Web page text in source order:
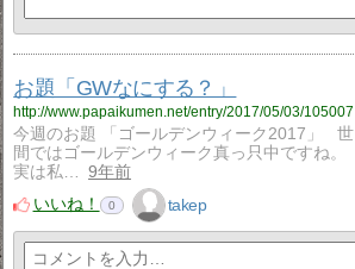
お題「GWなにする？」
http://www.papaikumen.net/entry/2017/05/03/105007
今週のお題 「ゴールデンウィーク2017」 世
間ではゴールデンウィーク真っ只中ですね。
実は私…
9年前
いいね！
0 takep